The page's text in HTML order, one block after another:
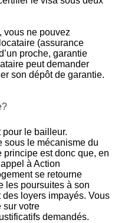
vous ne pouvez
(assurance
proche, garantie
peut demander
son dépôt de garantie.
pour le bailleur.
sous le mécanisme du
est donc que, en
à Action
se retourne
les poursuites à son
loyers impayés. Vous
sur votre
demandés.